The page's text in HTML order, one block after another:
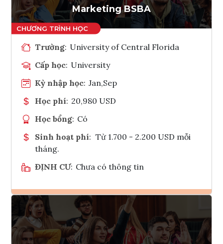
Marketing BSBA
Trường: University of Central Florida
Cấp học: University
Kỳ nhập học: Jan,Sep
Học phí: 20,980 USD
Học bổng: Có
Sinh hoạt phí: Từ 1.700 - 2.200 USD mỗi
tháng.
ĐỊNH CƯ: Chưa có thông tin
Ghi danh
Tham vấn Interlink